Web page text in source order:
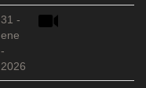
31 -
ene
-
2026